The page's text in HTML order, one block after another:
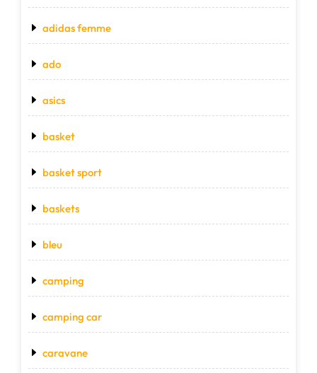
adidas femme
ado
asics
basket
basket sport
baskets
bleu
camping
camping car
caravane